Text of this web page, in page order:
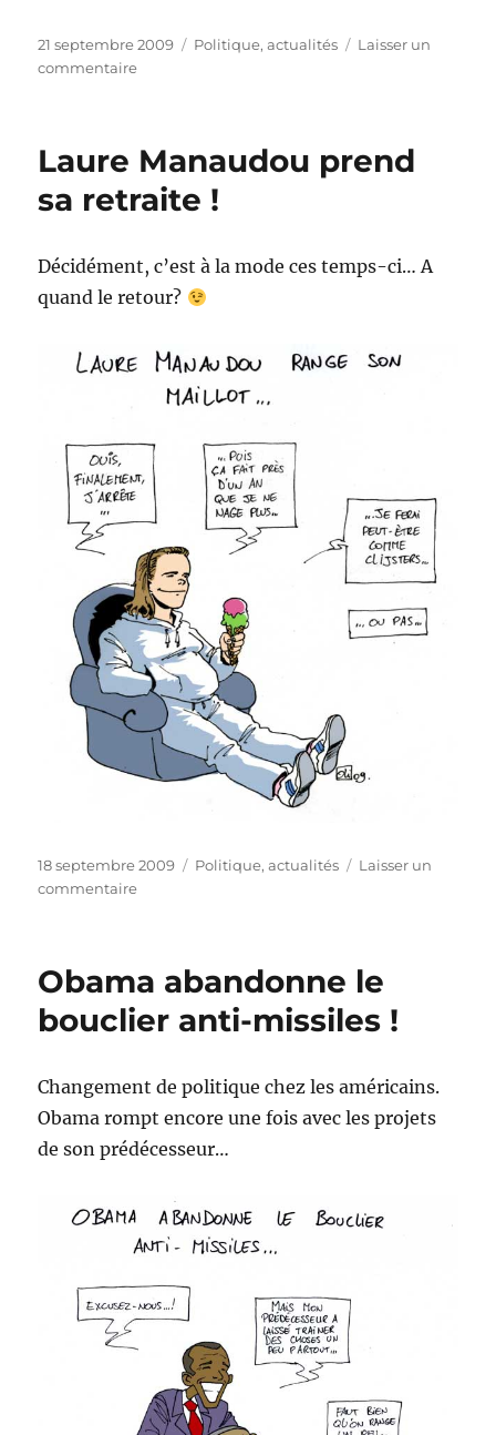
Publié
le
21 septembre 2009 Catégories
Politique, actualités
Laisser un
commentairesur
voile
Laure Manaudou prend
sa retraite !
Décidément, c’est à la mode ces temps-ci… A
quand le retour?
Publié
le
18 septembre 2009 Catégories
Politique, actualités
Laisser un
commentairesur
sa
!
Obama abandonne le
bouclier anti-missiles !
Changement de politique chez les américains.
Obama rompt encore une fois avec les projets
de son prédécesseur…